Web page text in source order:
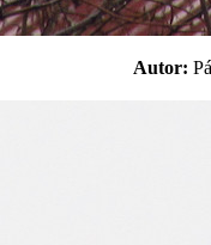
Autor: